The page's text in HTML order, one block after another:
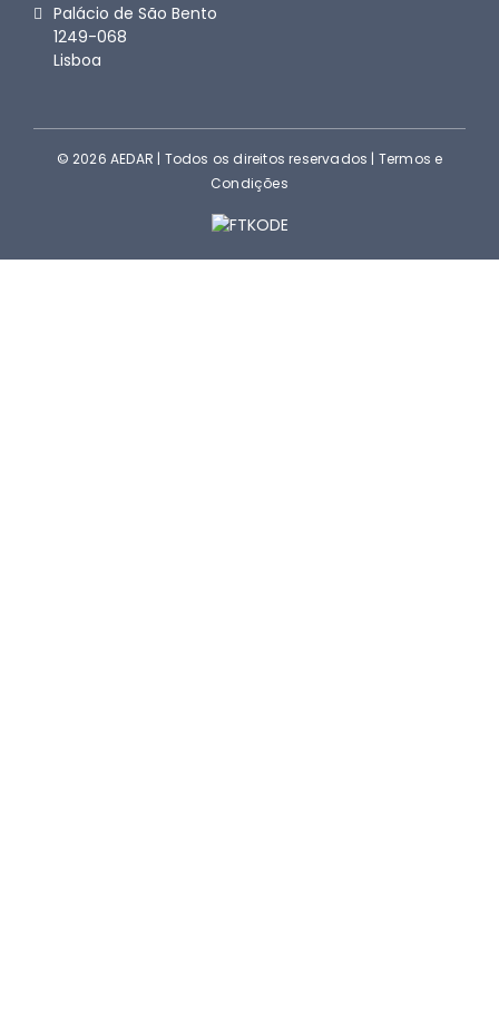
Palácio de São Bento
1249-068
Lisboa
© 2026 AEDAR | Todos os direitos reservados | Termos e
Condições